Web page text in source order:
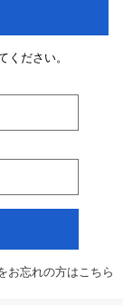
ください。
お忘れの方はこちら